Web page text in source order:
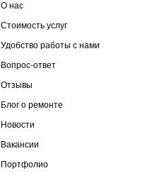
О нас
Стоимость услуг
Удобство работы с нами
Вопрос-ответ
Отзывы
Блог о ремонте
Новости
Вакансии
Портфолио